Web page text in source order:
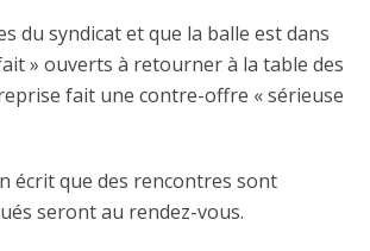
diminuer
le
volume.
du syndicat et que la balle est dans
» ouverts à retourner à la table des
fait une contre-offre « sérieuse
écrit que des rencontres sont
seront au rendez-vous.